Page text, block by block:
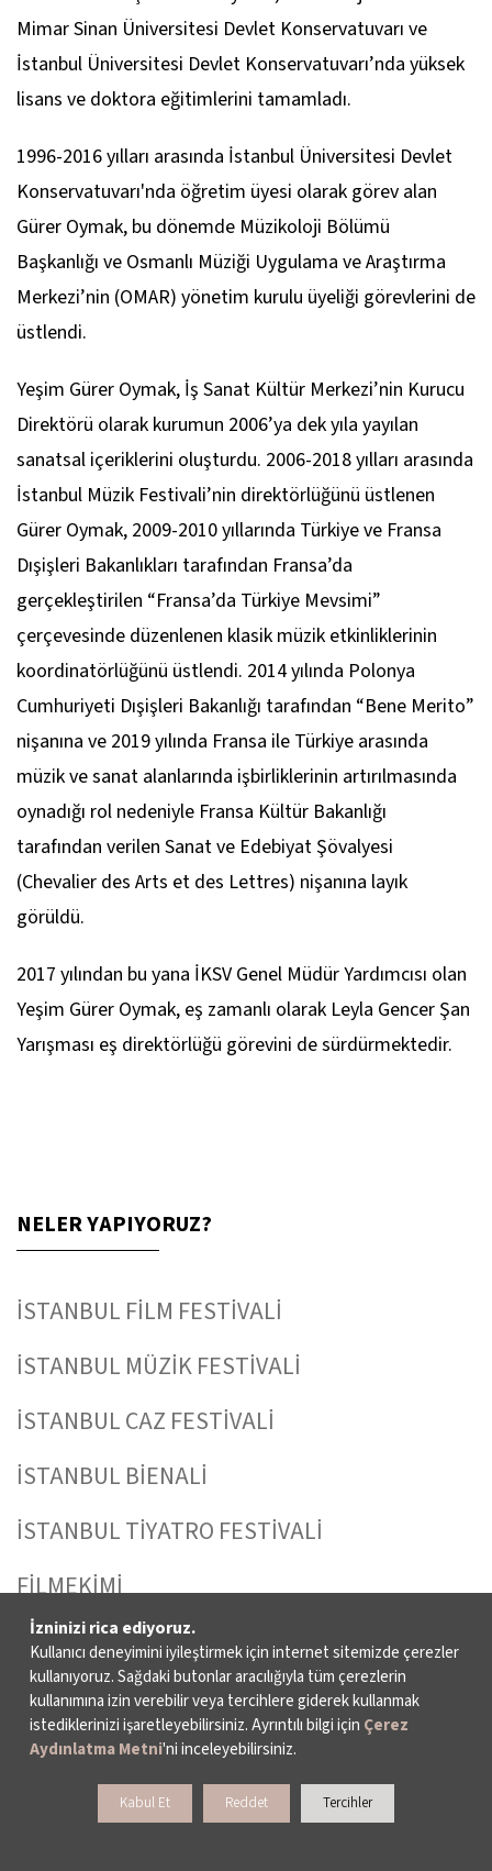
Mimar Sinan Üniversitesi Devlet Konservatuvarı ve
İstanbul Üniversitesi Devlet Konservatuvarı’nda yüksek
lisans ve doktora eğitimlerini tamamladı.
1996-2016 yılları arasında İstanbul Üniversitesi Devlet
Konservatuvarı'nda öğretim üyesi olarak görev alan
Gürer Oymak, bu dönemde Müzikoloji Bölümü
Başkanlığı ve Osmanlı Müziği Uygulama ve Araştırma
Merkezi’nin (OMAR) yönetim kurulu üyeliği görevlerini de
üstlendi.
Yeşim Gürer Oymak, İş Sanat Kültür Merkezi’nin Kurucu
Direktörü olarak kurumun 2006’ya dek yıla yayılan
sanatsal içeriklerini oluşturdu. 2006-2018 yılları arasında
İstanbul Müzik Festivali’nin direktörlüğünü üstlenen
Gürer Oymak, 2009-2010 yıllarında Türkiye ve Fransa
Dışişleri Bakanlıkları tarafından Fransa’da
gerçekleştirilen “Fransa’da Türkiye Mevsimi”
çerçevesinde düzenlenen klasik müzik etkinliklerinin
koordinatörlüğünü üstlendi. 2014 yılında Polonya
Cumhuriyeti Dışişleri Bakanlığı tarafından “Bene Merito”
nişanına ve 2019 yılında Fransa ile Türkiye arasında
müzik ve sanat alanlarında işbirliklerinin artırılmasında
oynadığı rol nedeniyle Fransa Kültür Bakanlığı
tarafından verilen Sanat ve Edebiyat Şövalyesi
(Chevalier des Arts et des Lettres) nişanına layık
görüldü.
2017 yılından bu yana İKSV Genel Müdür Yardımcısı olan
Yeşim Gürer Oymak, eş zamanlı olarak Leyla Gencer Şan
Yarışması eş direktörlüğü görevini de sürdürmektedir.
NELER YAPIYORUZ?
İSTANBUL FİLM FESTİVALİ
İSTANBUL MÜZİK FESTİVALİ
İSTANBUL CAZ FESTİVALİ
İSTANBUL BİENALİ
İSTANBUL TİYATRO FESTİVALİ
FİLMEKİMİ
SALON İKSV
VENEDİK BİENALİ TÜRKİYE PAVYONU
LEYLA GENCER ŞAN YARIŞMASI
KÜLTÜR POLİTİKALARI ÇALIŞMALARI
İzninizi rica ediyoruz.
Kullanıcı deneyimini iyileştirmek için internet sitemizde çerezler
kullanıyoruz. Sağdaki butonlar aracılığıyla tüm çerezlerin
kullanımına izin verebilir veya tercihlere giderek kullanmak
istediklerinizi işaretleyebilirsiniz. Ayrıntılı bilgi için Çerez
Aydınlatma Metni'ni inceleyebilirsiniz.
Kabul Et Reddet Tercihler